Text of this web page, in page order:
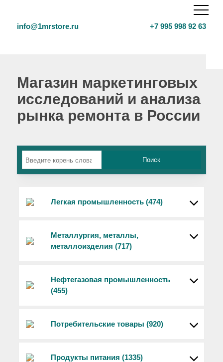
info@1mrstore.ru +7 995 998 92 63
Магазин маркетинговых
исследований и анализа
рынка ремонта в России
Легкая промышленность (474)
Металлургия, металлы,
металлоизделия (717)
Нефтегазовая промышленность
(455)
Потребительские товары (920)
Продукты питания (1335)